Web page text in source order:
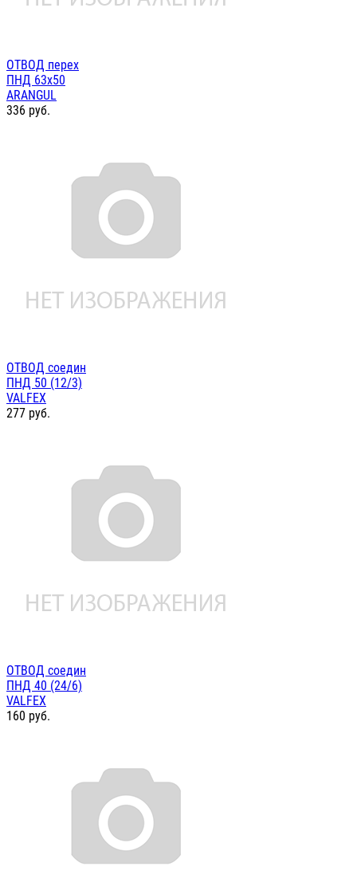
ОТВОД перех
ПНД 63х50
ARANGUL
336 руб.
ОТВОД соедин
ПНД 50 (12/3)
VALFEX
277 руб.
ОТВОД соедин
ПНД 40 (24/6)
VALFEX
160 руб.